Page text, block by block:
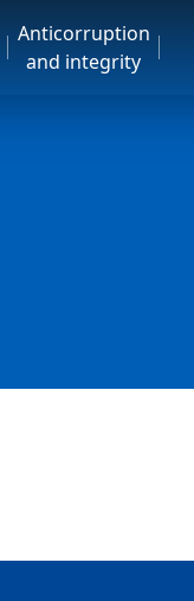
Anticorruption
and integrity